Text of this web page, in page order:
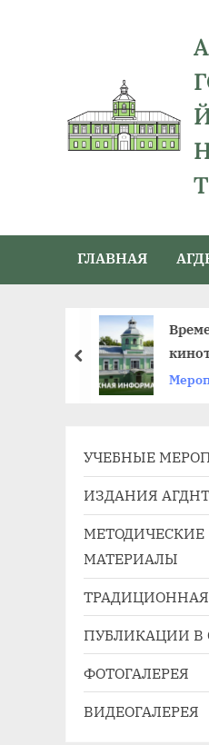
ГЛАВНАЯ
пред
УЧЕБНЫЕ
ИЗДАНИЯ АГДНТ
МЕТОДИЧЕСКИЕ
МАТЕРИАЛЫ
ТРАДИЦИОННАЯ
ПУБЛИКАЦИИ В
ФОТОГАЛЕРЕЯ
ВИДЕОГАЛЕРЕЯ